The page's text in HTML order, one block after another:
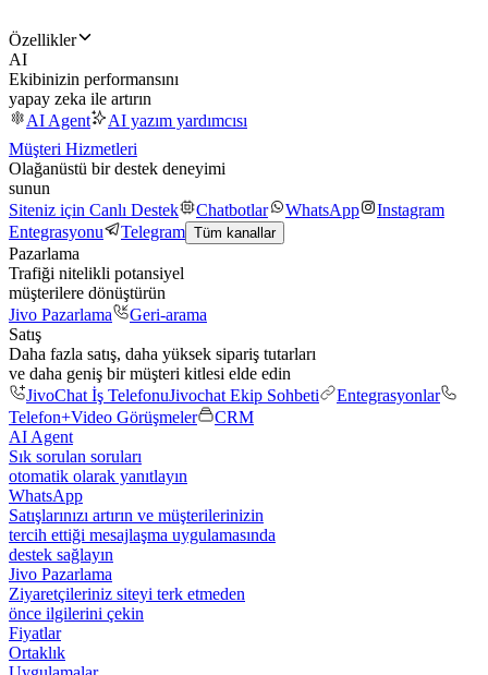
Özellikler
AI
Ekibinizin performansını
yapay zeka ile artırın
AI Agent
AI yazım yardımcısı
Müşteri Hizmetleri
Olağanüstü bir destek deneyimi
sunun
Siteniz için Canlı Destek
Chatbotlar WhatsApp
Instagram
Entegrasyonu
Telegram Tüm kanallar
Pazarlama
Trafiği nitelikli potansiyel
müşterilere dönüştürün
Jivo Pazarlama
Geri-arama
Satış
Daha fazla satış, daha yüksek sipariş tutarları
ve daha geniş bir müşteri kitlesi elde edin
JivoChat İş TelefonuJivochat Ekip Sohbeti
Entegrasyonlar
Telefon+Video Görüşmeler
CRM
AI Agent
Sık sorulan soruları
otomatik olarak yanıtlayın
WhatsApp
Satışlarınızı artırın ve müşterilerinizin
tercih ettiği mesajlaşma uygulamasında
destek sağlayın
Jivo Pazarlama
Ziyaretçileriniz siteyi terk etmeden
önce ilgilerini çekin
Fiyatlar
Ortaklık